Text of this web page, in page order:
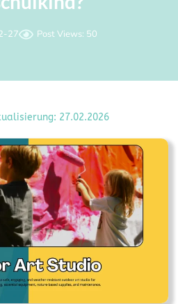
27 Post Views: 50
27.02.2026